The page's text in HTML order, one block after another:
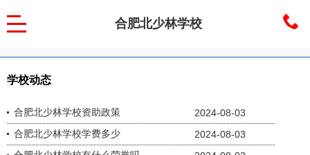
合肥北少林学校
学校动态
合肥北少林学校资助政策 2024-08-03
合肥北少林学校学费多少 2024-08-03